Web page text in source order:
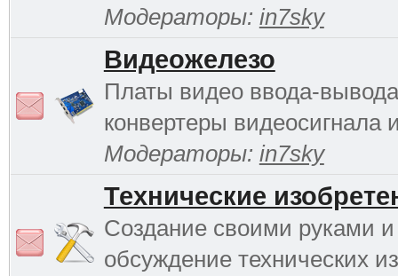
Модераторы: in7sky
Видеожелезо
Платы видео ввода-
конвертеры видеосигнала
Модераторы: in7sky
Технические
Создание своими руками и
обсуждение технических